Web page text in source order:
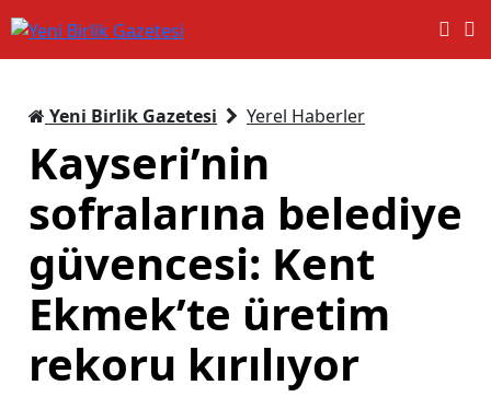
Yeni Birlik Gazetesi Yerel Haberler
Kayseri’nin
sofralarına belediye
güvencesi: Kent
Ekmek’te üretim
rekoru kırılıyor